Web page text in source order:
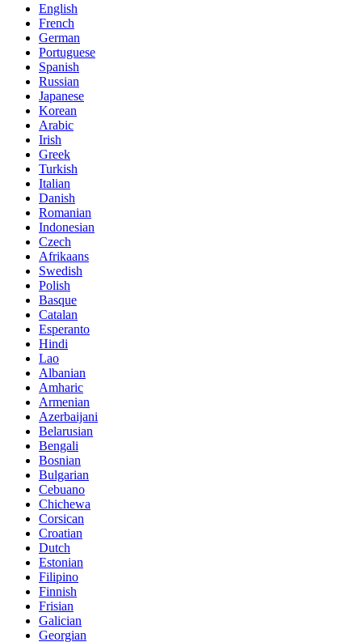
English
French
German
Portuguese
Spanish
Russian
Japanese
Korean
Arabic
Irish
Greek
Turkish
Italian
Danish
Romanian
Indonesian
Czech
Afrikaans
Swedish
Polish
Basque
Catalan
Esperanto
Hindi
Lao
Albanian
Amharic
Armenian
Azerbaijani
Belarusian
Bengali
Bosnian
Bulgarian
Cebuano
Chichewa
Corsican
Croatian
Dutch
Estonian
Filipino
Finnish
Frisian
Galician
Georgian